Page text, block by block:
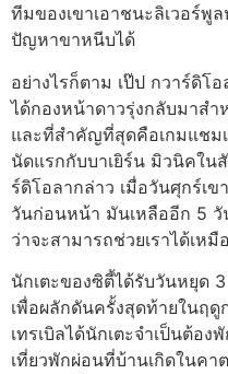
ทีมของเขาเอาชนะลิเวอร์พู
ปัญหาขาหนีบได้
อย่างไรก็ตาม เป๊ป กวาร์ดิโ
ได้กองหน้าดาวรุ่งกลับมาสำ
และที่สำคัญที่สุดคือเกมแชม
นัดแรกกับบาเยิร์น มิวนิคใน
ร์ดิโอลากล่าว เมื่อวันศุกร์เ
วันก่อนหน้า มันเหลืออีก 5
ว่าจะสามารถช่วยเราได้เห
นักเตะของซิตี้ได้รับวันหยุด
เพื่อผลักดันครั้งสุดท้ายในฤดู
เทรเบิลได้นักเตะจำเป็นต้อ
เที่ยวพักผ่อนที่บ้านเกิดในคา